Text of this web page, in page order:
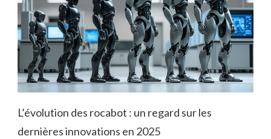
L’évolution des rocabot : un regard sur les
dernières innovations en 2025